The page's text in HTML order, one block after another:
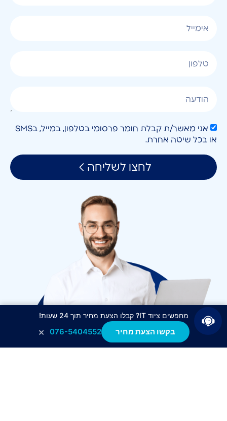
אני מאשר/ת קבלת חומר פרסומי בטלפון, במייל, בSMS
או בכל שיטה אחרת.
לחצו לשליחה
מחפשים ציוד IT? קבלו הצעת מחיר תוך 24 שעות!
בקשו הצעת מחיר 076-5404552
×